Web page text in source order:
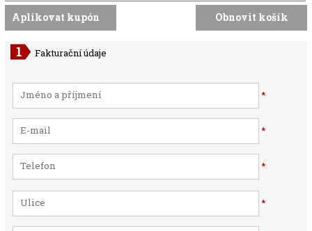
Fakturační údaje
*
*
*
*